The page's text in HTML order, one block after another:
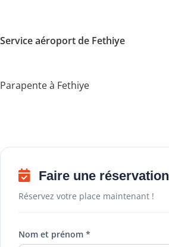
Service aéroport de Fethiye
Parapente à Fethiye
Faire une réservation
Réservez votre place maintenant !
Nom et prénom *